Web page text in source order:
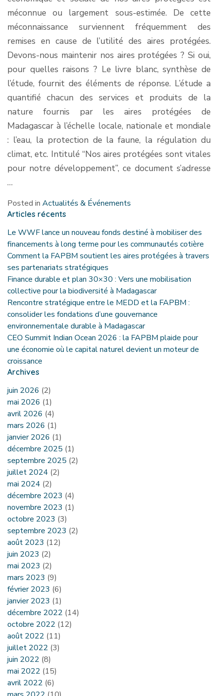
méconnue ou largement sous-estimée. De cette
méconnaissance surviennent fréquemment des
remises en cause de l’utilité des aires protégées.
Devons-nous maintenir nos aires protégées ? Si oui,
pour quelles raisons ? Le livre blanc, synthèse de
l’étude, fournit des éléments de réponse. L’étude a
quantifié chacun des services et produits de la
nature fournis par les aires protégées de
Madagascar à l’échelle locale, nationale et mondiale
: l’eau, la protection de la faune, la régulation du
climat, etc. Intitulé “Nos aires protégées sont vitales
pour notre développement”, ce document s’adresse
…
Posted in Actualités & Événements
Articles récents
Le WWF lance un nouveau fonds destiné à mobiliser des
financements à long terme pour les communautés cotière
Comment la FAPBM soutient les aires protégées à travers
ses partenariats stratégiques
Finance durable et plan 30×30 : Vers une mobilisation
collective pour la biodiversité à Madagascar
Rencontre stratégique entre le MEDD et la FAPBM :
consolider les fondations d’une gouvernance
environnementale durable à Madagascar
CEO Summit Indian Ocean 2026 : la FAPBM plaide pour
une économie où le capital naturel devient un moteur de
croissance
Archives
juin 2026 (2)
mai 2026 (1)
avril 2026 (4)
mars 2026 (1)
janvier 2026 (1)
décembre 2025 (1)
septembre 2025 (2)
juillet 2024 (2)
mai 2024 (2)
décembre 2023 (4)
novembre 2023 (1)
octobre 2023 (3)
septembre 2023 (2)
août 2023 (12)
juin 2023 (2)
mai 2023 (2)
mars 2023 (9)
février 2023 (6)
janvier 2023 (1)
décembre 2022 (14)
octobre 2022 (12)
août 2022 (11)
juillet 2022 (3)
juin 2022 (8)
mai 2022 (15)
avril 2022 (6)